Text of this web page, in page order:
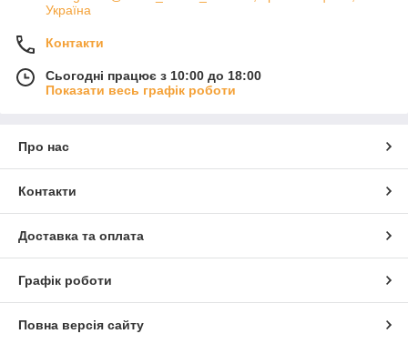
Україна
Контакти
Сьогодні працює з 10:00 до 18:00
Показати весь графік роботи
Про нас
Контакти
Доставка та оплата
Графік роботи
Повна версія сайту